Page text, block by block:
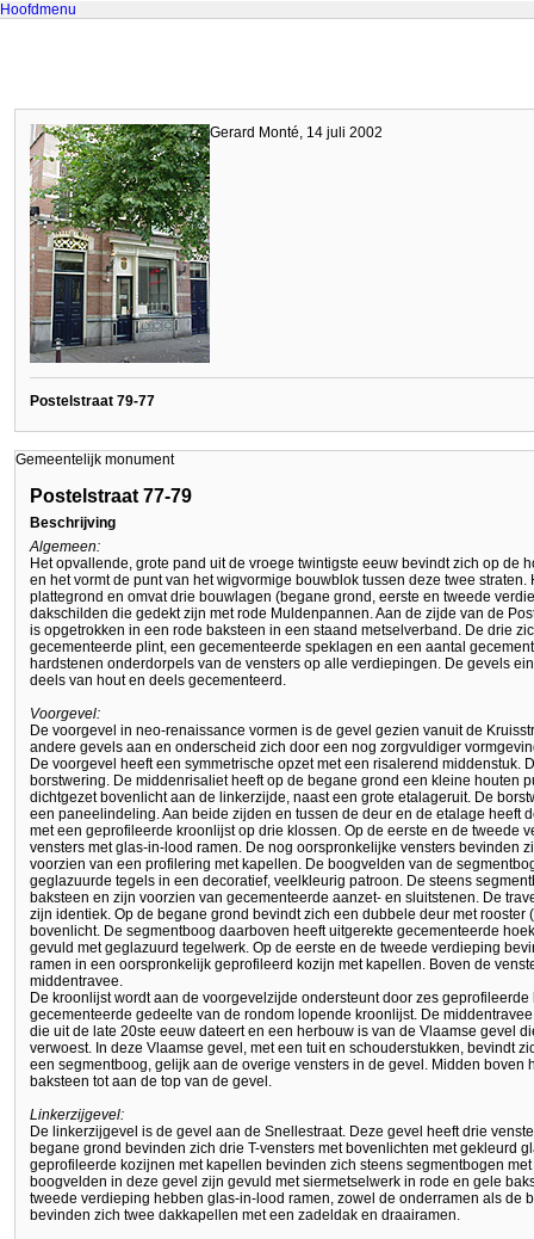
Hoofdmenu
Gerard Monté, 14 juli 2002
Postelstraat 79-77
Gemeentelijk monument
Postelstraat 77-79
Beschrijving
Algemeen:
Het opvallende, grote pand uit de vroege twintigste eeuw bevindt zich op de
en het vormt de punt van het wigvormige bouwblok tussen deze twee
plattegrond en omvat drie bouwlagen (begane grond, eerste en tweede
dakschilden die gedekt zijn met rode Muldenpannen. Aan de zijde van de
is opgetrokken in een rode baksteen in een staand metselverband. De drie
gecementeerde plint, een gecementeerde speklagen en een aantal
hardstenen onderdorpels van de vensters op alle verdiepingen. De gevels
deels van hout en deels gecementeerd.
Voorgevel:
De voorgevel in neo-renaissance vormen is de gevel gezien vanuit de
andere gevels aan en onderscheid zich door een nog zorgvuldiger
De voorgevel heeft een symmetrische opzet met een risalerend middenstuk.
borstwering. De middenrisaliet heeft op de begane grond een kleine houten
dichtgezet bovenlicht aan de linkerzijde, naast een grote etalageruit. De
een paneelindeling. Aan beide zijden en tussen de deur en de etalage heeft
met een geprofileerde kroonlijst op drie klossen. Op de eerste en de tweede
vensters met glas-in-lood ramen. De nog oorspronkelijke vensters bevinden
voorzien van een profilering met kapellen. De boogvelden van de
geglazuurde tegels in een decoratief, veelkleurig patroon. De steens
baksteen en zijn voorzien van gecementeerde aanzet- en sluitstenen. De
zijn identiek. Op de begane grond bevindt zich een dubbele deur met rooster
bovenlicht. De segmentboog daarboven heeft uitgerekte gecementeerde
gevuld met geglazuurd tegelwerk. Op de eerste en de tweede verdieping
ramen in een oorspronkelijk geprofileerd kozijn met kapellen. Boven de
middentravee.
De kroonlijst wordt aan de voorgevelzijde ondersteunt door zes
gecementeerde gedeelte van de rondom lopende kroonlijst. De
die uit de late 20ste eeuw dateert en een herbouw is van de Vlaamse gevel
verwoest. In deze Vlaamse gevel, met een tuit en schouderstukken, bevindt
een segmentboog, gelijk aan de overige vensters in de gevel. Midden boven
baksteen tot aan de top van de gevel.
Linkerzijgevel:
De linkerzijgevel is de gevel aan de Snellestraat. Deze gevel heeft drie
begane grond bevinden zich drie T-vensters met bovenlichten met gekleurd
geprofileerde kozijnen met kapellen bevinden zich steens segmentbogen
boogvelden in deze gevel zijn gevuld met siermetselwerk in rode en gele
tweede verdieping hebben glas-in-lood ramen, zowel de onderramen als de
bevinden zich twee dakkapellen met een zadeldak en draairamen.